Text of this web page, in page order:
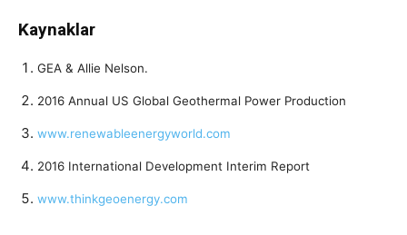
Kaynaklar
GEA & Allie Nelson.
2016 Annual US Global Geothermal Power Production
www.renewableenergyworld.com
2016 International Development Interim Report
www.thinkgeoenergy.com